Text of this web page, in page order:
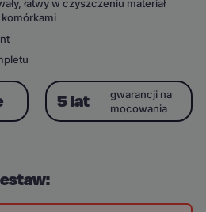
łatwy w czyszczeniu materiał
5 lat
gwarancji na
mocowania